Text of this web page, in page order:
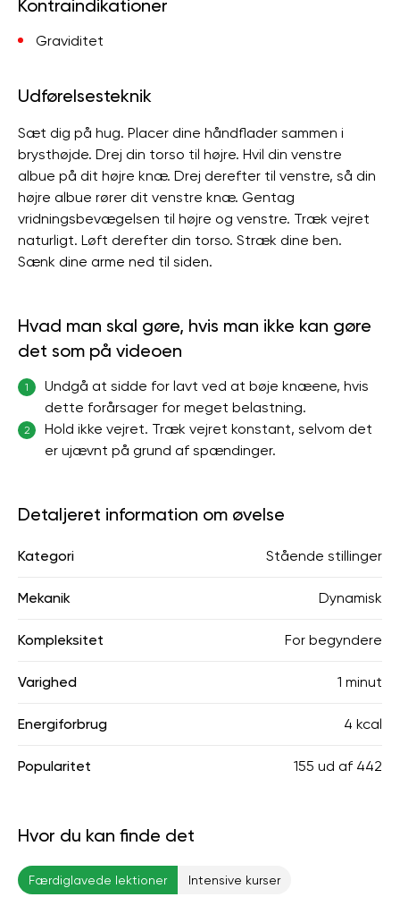
Kontraindikationer
Graviditet
Udførelsesteknik
Sæt dig på hug. Placer dine håndflader sammen i
brysthøjde. Drej din torso til højre. Hvil din venstre
albue på dit højre knæ. Drej derefter til venstre, så din
højre albue rører dit venstre knæ. Gentag
vridningsbevægelsen til højre og venstre. Træk vejret
naturligt. Løft derefter din torso. Stræk dine ben.
Sænk dine arme ned til siden.
Hvad man skal gøre, hvis man ikke kan gøre
det som på videoen
1
Undgå at sidde for lavt ved at bøje knæene, hvis
dette forårsager for meget belastning.
2
Hold ikke vejret. Træk vejret konstant, selvom det
er ujævnt på grund af spændinger.
Detaljeret information om øvelse
Kategori Stående stillinger
Mekanik Dynamisk
Kompleksitet For begyndere
Varighed 1 minut
Energiforbrug 4 kcal
Popularitet 155 ud af 442
Hvor du kan finde det
Færdiglavede lektioner Intensive kurser